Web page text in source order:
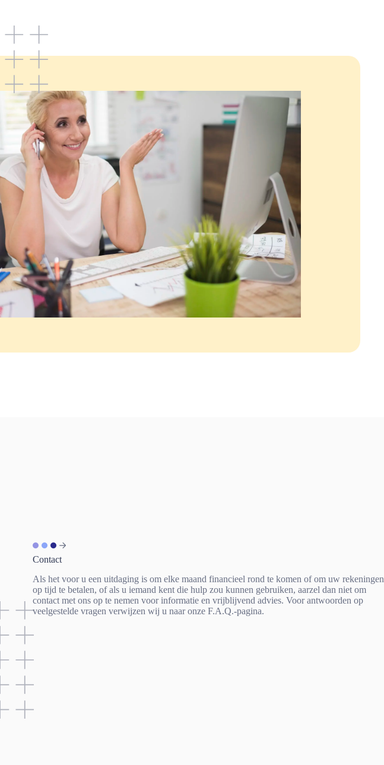
Contact
Als het voor u een uitdaging is om elke maand financieel rond te komen of om uw rekeningen
op tijd te betalen, of als u iemand kent die hulp zou kunnen gebruiken, aarzel dan niet om
contact met ons op te nemen voor informatie en vrijblijvend advies. Voor antwoorden op
veelgestelde vragen verwijzen wij u naar onze F.A.Q.-pagina.